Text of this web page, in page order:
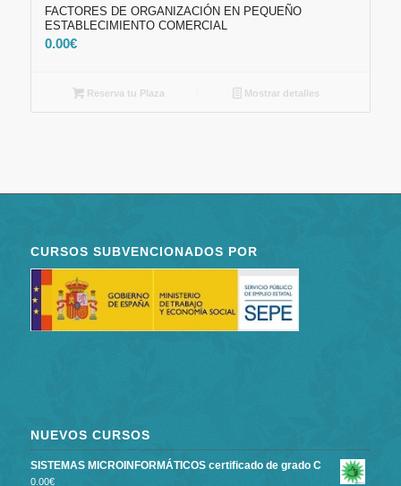
FACTORES DE ORGANIZACIÓN EN PEQUEÑO
ESTABLECIMIENTO COMERCIAL
0.00€
Reserva tu Plaza Mostrar detalles
CURSOS SUBVENCIONADOS POR
NUEVOS CURSOS
SISTEMAS MICROINFORMÁTICOS certificado de grado C
0.00€